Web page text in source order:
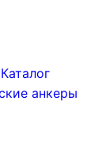
Каталог